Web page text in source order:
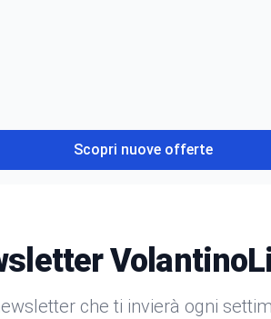
Scopri nuove offerte
che ti invierà ogni